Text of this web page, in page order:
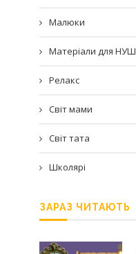
Малюки
Матеріали для НУШ
Релакс
Світ мами
Світ тата
Школярі
ЗАРАЗ ЧИТАЮТЬ